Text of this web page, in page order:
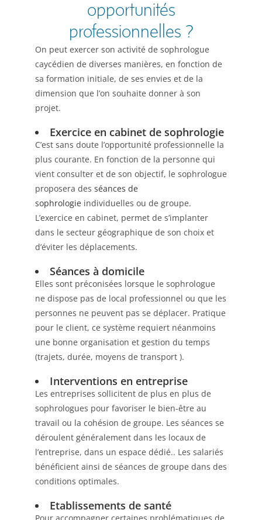
opportunités
professionnelles ?
On peut exercer son activité de sophrologue
caycédien de diverses manières, en fonction de
sa formation initiale, de ses envies et de la
dimension que l’on souhaite donner à son
projet.
Exercice en cabinet de sophrologie
C’est sans doute l’opportunité professionnelle la
plus courante. En fonction de la personne qui
vient consulter et de son objectif, le sophrologue
proposera des séances de
sophrologie individuelles ou de groupe.
L’exercice en cabinet, permet de s’implanter
dans le secteur géographique de son choix et
d’éviter les déplacements.
Séances à domicile
Elles sont préconisées lorsque le sophrologue
ne dispose pas de local professionnel ou que les
personnes ne peuvent pas se déplacer. Pratique
pour le client, ce système requiert néanmoins
une bonne organisation et gestion du temps
(trajets, durée, moyens de transport ).
Interventions en entreprise
Les entreprises sollicitent de plus en plus de
sophrologues pour favoriser le bien-être au
travail ou la cohésion de groupe. Les séances se
déroulent généralement dans les locaux de
l’entreprise, dans un espace dédié.. Les salariés
bénéficient ainsi de séances de groupe dans des
conditions optimales.
Etablissements de santé